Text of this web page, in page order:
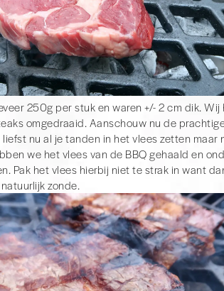
250g per stuk en waren +/- 2 cm dik. Wij
omgedraaid. Aanschouw nu de
nu al je tanden in het vlees zetten maar
we het vlees van de BBQ gehaald en
Pak het vlees hierbij niet te strak in want
zonde.